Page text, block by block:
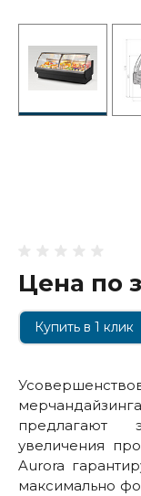
Цена по
Купить в 1 клик
предлагают
увеличения
Aurora
максимально